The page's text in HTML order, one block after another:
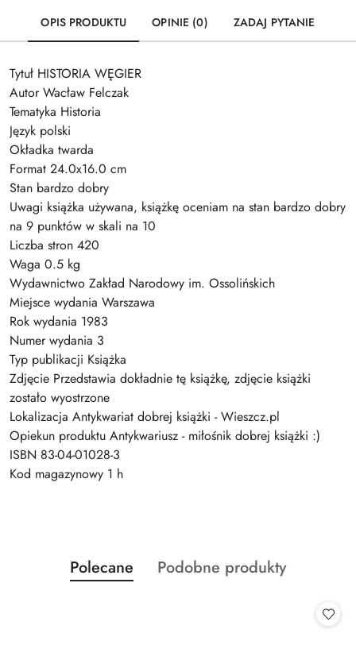
OPIS PRODUKTU OPINIE (0) ZADAJ PYTANIE
Tytuł HISTORIA WĘGIER
Autor Wacław Felczak
Tematyka Historia
Język polski
Okładka twarda
Format 24.0x16.0 cm
Stan bardzo dobry
Uwagi książka używana, książkę oceniam na stan bardzo dobry
na 9 punktów w skali na 10
Liczba stron 420
Waga 0.5 kg
Wydawnictwo Zakład Narodowy im. Ossolińskich
Miejsce wydania Warszawa
Rok wydania 1983
Numer wydania 3
Typ publikacji Książka
Zdjęcie Przedstawia dokładnie tę książkę, zdjęcie książki
zostało wyostrzone
Lokalizacja Antykwariat dobrej książki - Wieszcz.pl
Opiekun produktu Antykwariusz - miłośnik dobrej książki :)
ISBN 83-04-01028-3
Kod magazynowy 1 h
Pomiń karuzelę produktów
Produkty
o
Polecane
Produkty
Podobne produkty